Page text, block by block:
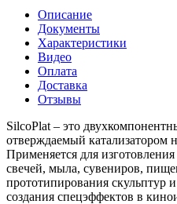
Описание
Документы
Характеристики
Видео
Оплата
Доставка
Отзывы
SilcoPlat – это
отверждаемый катализатором
Применяется для
свечей, мыла, сувениров,
прототипирования скульптур
создания спецэффектов в